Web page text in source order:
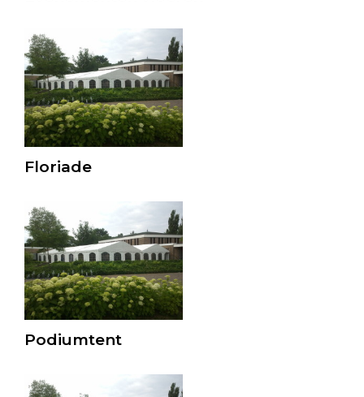
Floriade
Podiumtent